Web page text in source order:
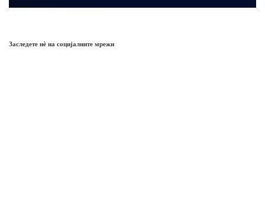
Заследете нѐ на социјалните мрежи